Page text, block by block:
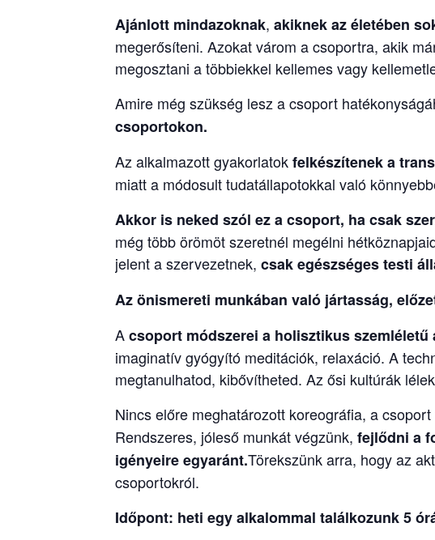
Ajánlott mindazoknak, akiknek az életében
megerősíteni. Azokat várom a csoportra, akik
megosztani a többiekkel kellemes vagy
Amire még szükség lesz a csoport
csoportokon.
Az alkalmazott gyakorlatokfelkészítenek a
miatt a módosult tudatállapotokkal való
Akkor is neked szól ez a csoport, hacsak
még több örömöt szeretnél megélni
jelent a szervezetnek, csak egészséges testi
Az önismereti munkában való jártasság,
Acsoport módszerei a holisztikus
imaginatív gyógyító meditációk, relaxáció. A
megtanulhatod, kibővítheted. Az ősi kultúrák
Nincs előre meghatározott koreográfia, a
Rendszeres, jóleső munkát végzünk, fejlődni a
igényeire egyaránt.Törekszünk arra, hogy az
csoportokról.
Időpont: heti egy alkalommal találkozunk 5